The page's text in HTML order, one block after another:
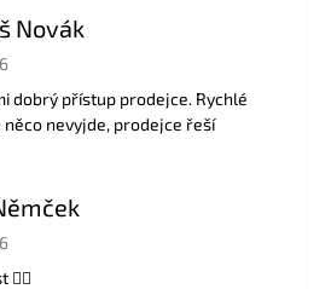
Novák
obchodu je 5 z 5 hvězdiček.
dobrý přístup prodejce. Rychlé
něco nevyjde, prodejce řeší
obchodu je 5 z 5 hvězdiček.